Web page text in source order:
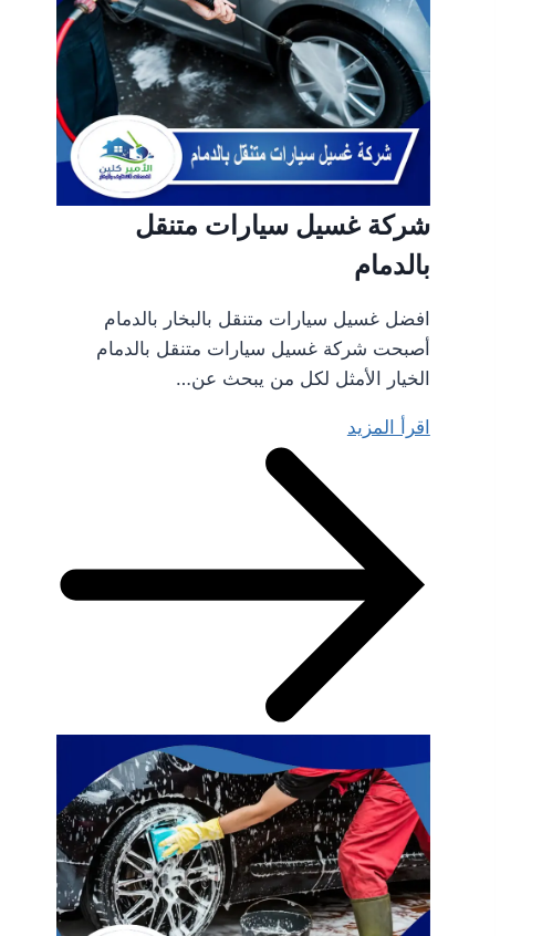
شركة غسيل سيارات متنقل
بالدمام
افضل غسيل سيارات متنقل بالبخار بالدمام
أصبحت شركة غسيل سيارات متنقل بالدمام
الخيار الأمثل لكل من يبحث عن…
اقرأ المزيد